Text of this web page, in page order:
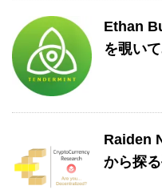
Ethan
を覗い
Raiden
から探る